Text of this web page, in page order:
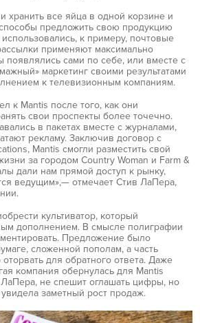
хранить все яйца в одной корзине и
предложить свою продукцию
к примеру, почтовые
применяют максимально
появлялись сами по себе, или вместе с
маркетинг своими результатами
к телевизионным компаниям.
к Mantis после того, как они
свои проспекты более точечно.
в пакетах вместе с журналами,
рекламу. Заключив договор с
Mantis смогли разместить свой
за городом Country Woman и Farm &
дали нам прямой доступ к рынку,
ведущим»,— отмечает Стив ЛаПера,
культиватор, который
дополнением. В смысле полиграфии
Предложение было
сложенной пополам, а часть
для обратного ответа. Даже
компания обернулась для Mantis
не спешит оглашать цифры, но
заметный рост продаж.